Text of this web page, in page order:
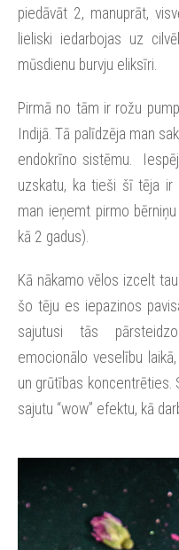
piedāvāt 2, manuprāt,
lieliski iedarbojas uz
mūsdienu burvju eliksīri.
Pirmā no tām ir rožu
Indijā. Tā palīdzēja man
endokrīno sistēmu.
uzskatu, ka tieši šī tēja ir
man ieņemt pirmo
kā 2 gadus).
Kā nākamo vēlos izcelt
šo tēju es iepazinos
sajutusi tās
emocionālo veselību
un grūtības koncentrēties.
sajutu “wow” efektu, kā